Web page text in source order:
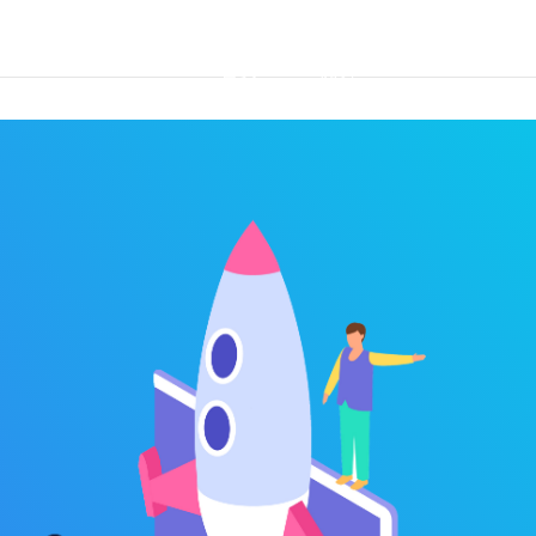
首页 优势